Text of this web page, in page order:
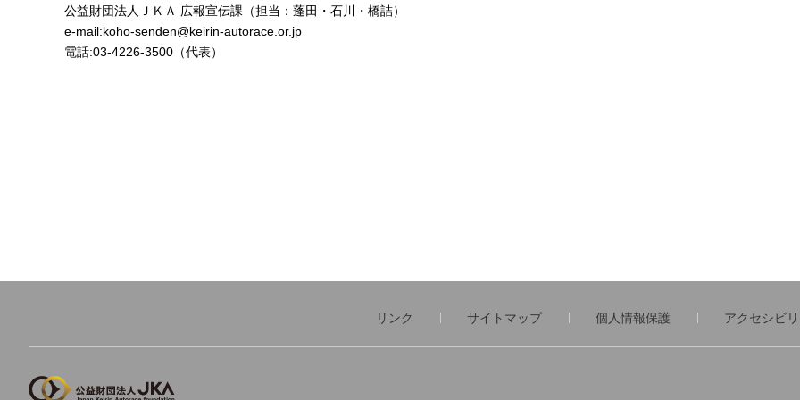
公益財団法人ＪＫＡ 広報宣伝課（担当：蓬田・石川・橋詰）
e-mail:koho-senden@keirin-autorace.or.jp
電話:03-4226-3500（代表）
リンク サイトマップ 個人情報保護 アクセシビリ